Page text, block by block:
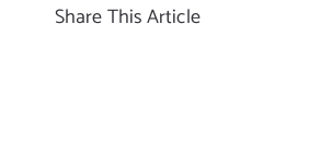
Share This Article